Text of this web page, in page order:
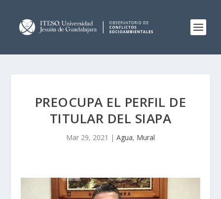
PREOCUPA EL PERFIL DE
TITULAR DEL SIAPA
Mar 29, 2021 | Agua, Mural